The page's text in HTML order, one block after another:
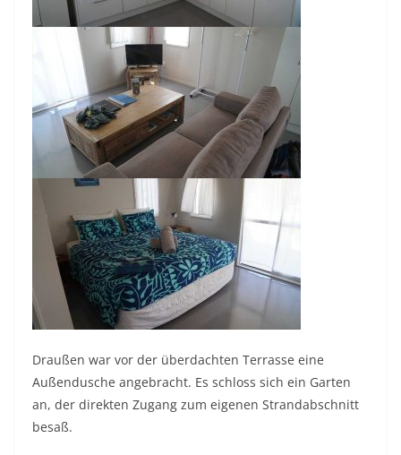
Draußen war vor der überdachten Terrasse eine
Außendusche angebracht. Es schloss sich ein Garten
an, der direkten Zugang zum eigenen Strandabschnitt
besaß.